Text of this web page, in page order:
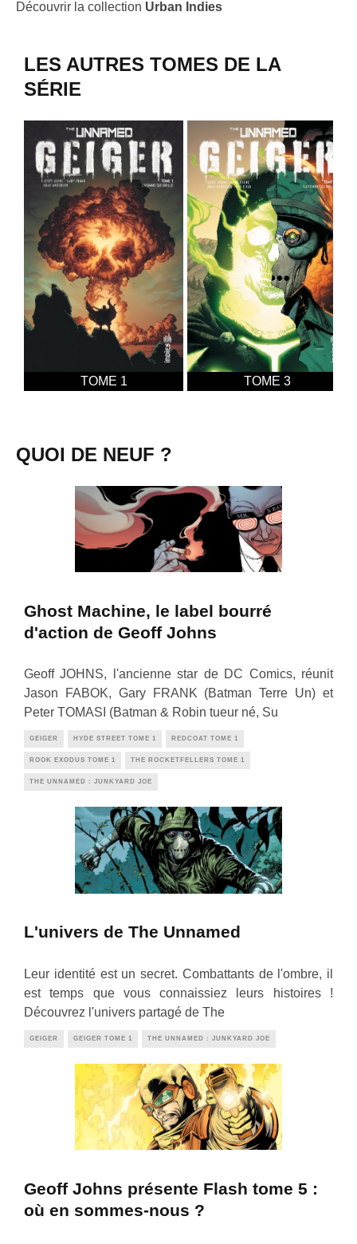
Découvrir la collection Urban Indies
LES AUTRES TOMES DE LA
SÉRIE
TOME 1 TOME 3
QUOI DE NEUF ?
Ghost Machine, le label bourré
d'action de Geoff Johns
Geoff JOHNS, l'ancienne star de DC Comics, réunit
Jason FABOK, Gary FRANK (Batman Terre Un) et
Peter TOMASI (Batman & Robin tueur né, Su
GEIGER HYDE STREET TOME 1 REDCOAT TOME 1
ROOK EXODUS TOME 1 THE ROCKETFELLERS TOME 1
THE UNNAMED : JUNKYARD JOE
L'univers de The Unnamed
Leur identité est un secret. Combattants de l'ombre, il
est temps que vous connaissiez leurs histoires !
Découvrez l'univers partagé de The
GEIGER GEIGER TOME 1 THE UNNAMED : JUNKYARD JOE
Geoff Johns présente Flash tome 5 :
où en sommes-nous ?